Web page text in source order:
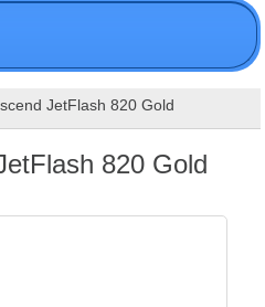
JetFlash 820 Gold
820 Gold